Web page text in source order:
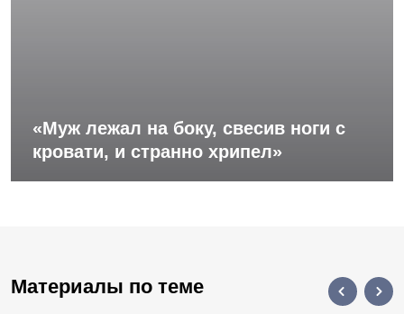
«Муж лежал на боку, свесив ноги с
кровати, и странно хрипел»
Материалы по теме